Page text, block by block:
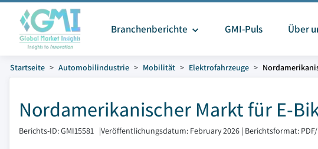
Branchenberichte GMI-Puls Über
Startseite Automobilindustrie Mobilität Elektrofahrzeuge
Nordamerikanischer Markt für E-
Berichts-ID: GMI15581 |Veröffentlichungsdatum: February 2026 | Berichtsformat: